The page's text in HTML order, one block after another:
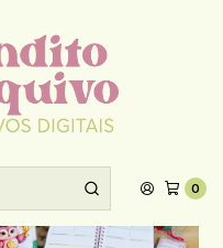
0
acima de R$30,00!
Dia dos professores
- CHUVINHA DE